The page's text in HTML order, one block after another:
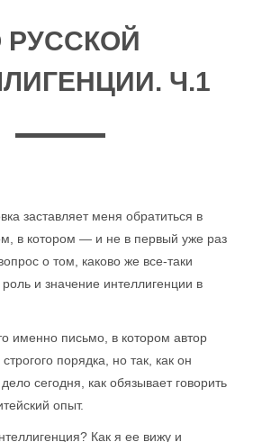
РУССКОЙ
Ч.1
заставляет меня обратиться в
в котором — и не в первый уже раз
о том, каково же все-таки
и значение интеллигенции в
именно письмо, в котором автор
порядка, но так, как он
сегодня, как обязывает говорить
опыт.
Как я ее вижу и